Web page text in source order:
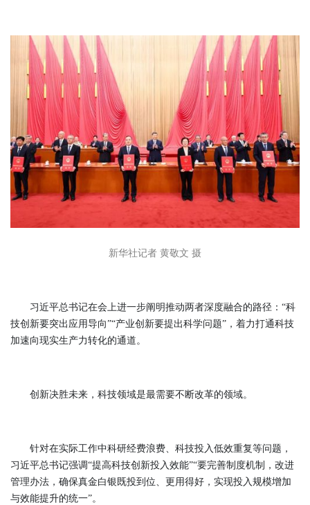
新华社记者 黄敬文 摄
习近平总书记在会上进一步阐明推动两者深度融合的路径：“科
技创新要突出应用导向”“产业创新要提出科学问题”，着力打通科技
加速向现实生产力转化的通道。
创新决胜未来，科技领域是最需要不断改革的领域。
针对在实际工作中科研经费浪费、科技投入低效重复等问题，
习近平总书记强调“提高科技创新投入效能”“要完善制度机制，改进
管理办法，确保真金白银既投到位、更用得好，实现投入规模增加
与效能提升的统一”。